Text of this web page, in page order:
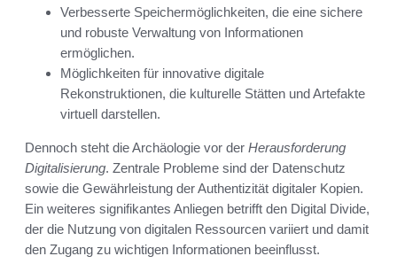
Verbesserte Speichermöglichkeiten, die eine sichere
und robuste Verwaltung von Informationen
ermöglichen.
Möglichkeiten für innovative digitale
Rekonstruktionen, die kulturelle Stätten und Artefakte
virtuell darstellen.
Dennoch steht die Archäologie vor der Herausforderung
Digitalisierung. Zentrale Probleme sind der Datenschutz
sowie die Gewährleistung der Authentizität digitaler Kopien.
Ein weiteres signifikantes Anliegen betrifft den Digital Divide,
der die Nutzung von digitalen Ressourcen variiert und damit
den Zugang zu wichtigen Informationen beeinflusst.